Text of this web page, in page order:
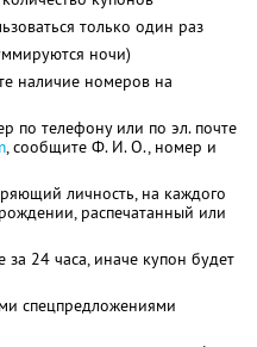
только один раз
ночи)
наличие номеров на
по телефону или по эл. почте
,сообщите Ф. И. О.,номер и
личность, на каждого
распечатанный или
24 часа, иначе купон будет
спецпредложениями